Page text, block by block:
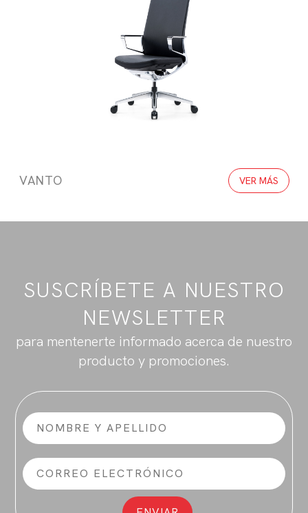
VANTO VER MÁS
SUSCRÍBETE A NUESTRO
NEWSLETTER
para mentenerte informado acerca de nuestro
producto y promociones.